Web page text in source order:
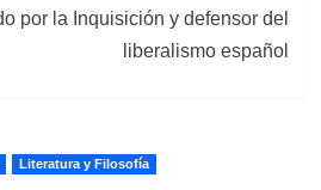
por la Inquisición y defensor del
liberalismo español
Literatura y Filosofía